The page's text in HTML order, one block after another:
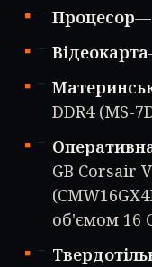
Процесор—
Відеокарта
DDR4 (MS-
GB Corsair
об'ємом 16